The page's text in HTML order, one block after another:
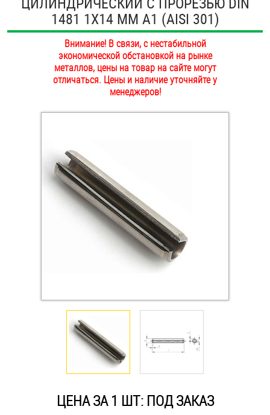
ОПЛАТА И ДОСТАВКА
НАШИ МАГАЗИНЫ
Втулки
Дюбели
Дюймовый крепёж
Заклепки (Гайки-Заклепки)
Инструмент
Крюки, кольца с метрической резьбой
Крюки, кольца с шурупной резьбой
Оснастка и аксессуары для яхт
Саморезы и шурупы
Стопорные кольца
1481 1Х14 ММ А1 (AISI 301)
Внимание! В связи, с нестабильной
экономической обстановкой на рынке
металлов, цены на товар на сайте могут
отличаться. Цены и наличие уточняйте у
менеджеров!
ЦЕНА ЗА 1 ШТ: ПОД ЗАКАЗ